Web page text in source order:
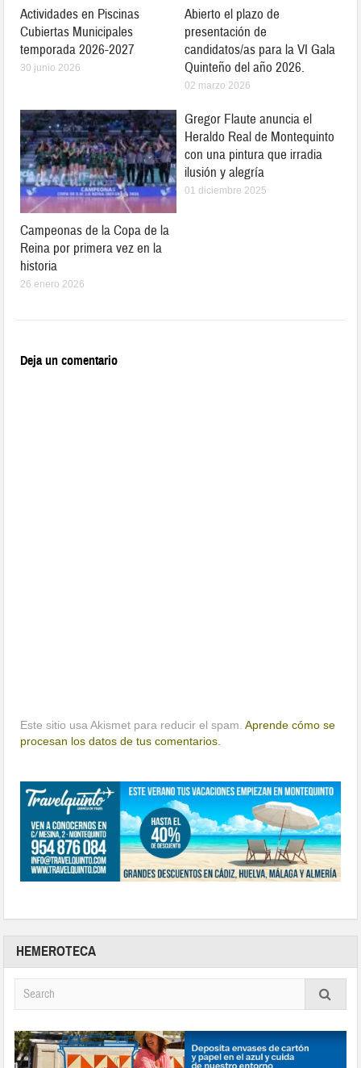
Actividades en Piscinas
Cubiertas Municipales
temporada 2026-2027
30 junio 2026
Abierto el plazo de
presentación de
candidatos/as para la VI Gala
Quinteño del año 2026.
02 marzo 2026
Campeonas de la Copa de la
Reina por primera vez en la
historia
26 enero 2026
Gregor Flaute anuncia el
Heraldo Real de Montequinto
con una pintura que irradia
ilusión y alegría
01 diciembre 2025
Deja un comentario
Este sitio usa Akismet para reducir el spam.Aprende cómo se
procesan los datos de tus comentarios.
HEMEROTECA